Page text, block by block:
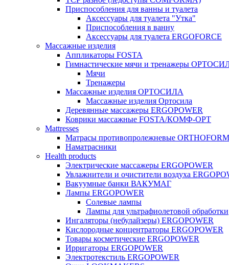
Приспособления для ванны и туалета
Аксессуары для туалета "Утка"
Приспособления в ванну
Аксессуары для туалета ERGOFORCE
Массажные изделия
Аппликаторы FOSTA
Гимнастические мячи и тренажеры
Мячи
Тренажеры
Массажные изделия ОРТОСИЛА
Массажные изделия Ортосила
Деревянные массажеры ERGOPOWER
Коврики массажные FOSTA/КОМФ-ОРТ
Мattresses
Матрасы противопролежневые
Наматрасники
Health products
Электрические массажеры ERGOPOWER
Увлажнители и очистители воздуха
Вакуумные банки ВАКУМАГ
Лампы ERGOPOWER
Солевые лампы
Лампы для ультрафиолетовой обработки
Ингаляторы (небулайзеры) ERGOPOWER
Кислородные концентраторы ERGOPOWER
Товары косметические ERGOPOWER
Ирригаторы ERGOPOWER
Электротекстиль ERGOPOWER